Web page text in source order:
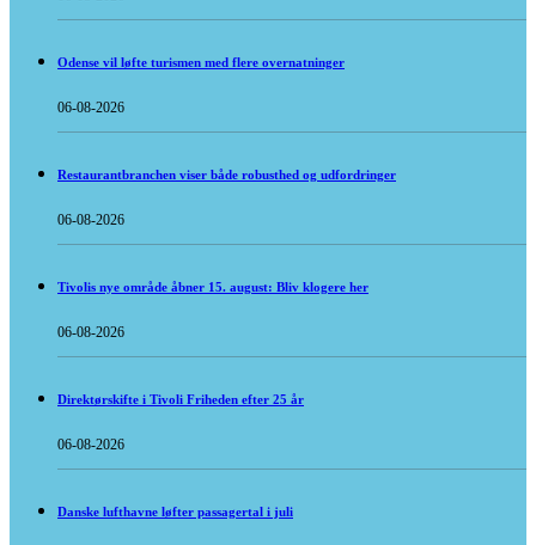
Odense vil løfte turismen med flere overnatninger
06-08-2026
Restaurantbranchen viser både robusthed og udfordringer
06-08-2026
Tivolis nye område åbner 15. august: Bliv klogere her
06-08-2026
Direktørskifte i Tivoli Friheden efter 25 år
06-08-2026
Danske lufthavne løfter passagertal i juli